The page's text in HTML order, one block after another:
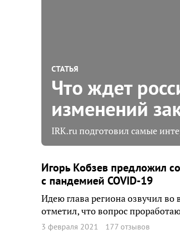
СТАТЬЯ
Что ждет
изменений
IRK.ru подготовил самые
Игорь Кобзев предложил
с пандемией COVID-19
Идею глава региона озвучил
отметил, что вопрос
3 февраля 2021 177 отзывов